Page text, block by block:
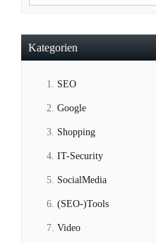
Kategorien
SEO
Google
Shopping
IT-Security
SocialMedia
(SEO-)Tools
Video